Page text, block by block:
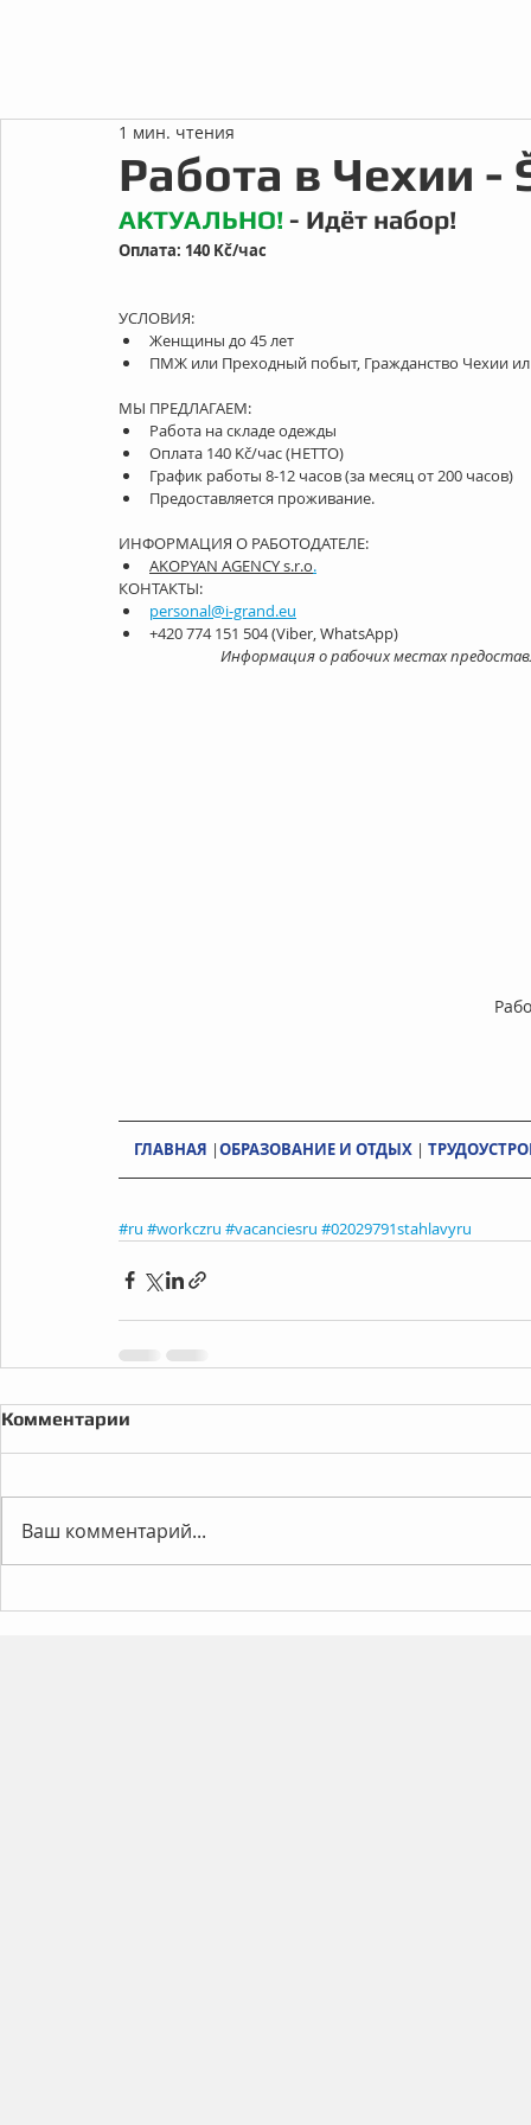
Работа в Чехии -
1 мин. чтения
АКТУАЛЬНО! - Идёт набор!
Оплата: 140 Kč/час
УСЛОВИЯ:
Женщины до 45 лет
ПМЖ или Преходный побыт, Гражданство Чехии
МЫ ПРЕДЛАГАЕМ:
Работа на складе одежды
Оплата 140 Kč/час (НЕТТО)
График работы 8-12 часов (за месяц от 200 часов)
Предоставляется проживание.
ИНФОРМАЦИЯ О РАБОТОДАТЕЛЕ:
AKOPYAN AGENCY s.r.o.
КОНТАКТЫ:
personal@i-grand.eu
+420 774 151 504 (Viber, WhatsApp)
Информация о рабочих местах
ГЛАВНАЯ |ОБРАЗОВАНИЕ И ОТДЫХ |
#ru #workczru #vacanciesru #02029791stahlavyru
Комментарии
Ваш комментарий...